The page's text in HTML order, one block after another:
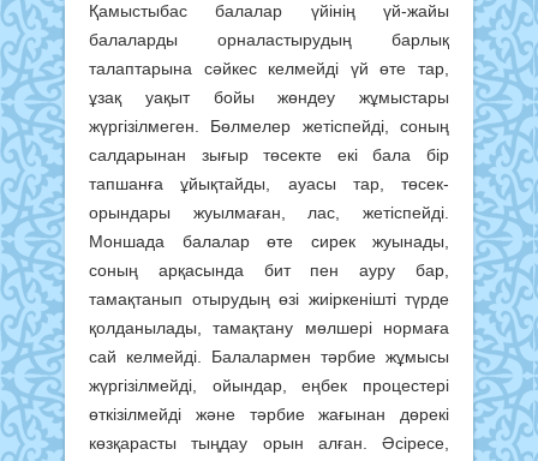
Қамыстыбас балалар үйінің үй-жайы
балаларды орналастырудың барлық
талаптарына сәйкес келмейді үй өте тар,
ұзақ уақыт бойы жөндеу жұмыстары
жүргізілмеген. Бөлмелер жетіспейді, соның
салдарынан зығыр төсекте екі бала бір
тапшанға ұйықтайды, ауасы тар, төсек-
орындары жуылмаған, лас, жетіспейді.
Моншада балалар өте сирек жуынады,
соның арқасында бит пен ауру бар,
тамақтанып отырудың өзі жиіркенішті түрде
қолданылады, тамақтану мөлшері нормаға
сай келмейді. Балалармен тәрбие жұмысы
жүргізілмейді, ойындар, еңбек процестері
өткізілмейді және тәрбие жағынан дөрекі
көзқарасты тыңдау орын алған. Әсіресе,